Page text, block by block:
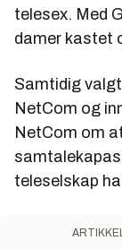
telesex. Med
damer kastet
Samtidig
NetCom og
NetCom om
teleselskap